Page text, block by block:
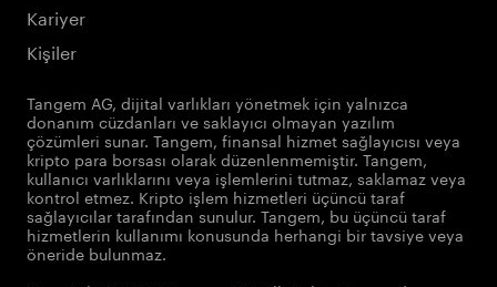
Kariyer
Kişiler
Tangem AG, dijital varlıkları yönetmek için yalnızca
donanım cüzdanları ve saklayıcı olmayan yazılım
çözümleri sunar. Tangem, finansal hizmet sağlayıcısı veya
kripto para borsası olarak düzenlenmemiştir. Tangem,
kullanıcı varlıklarını veya işlemlerini tutmaz, saklamaz veya
kontrol etmez. Kripto işlem hizmetleri üçüncü taraf
sağlayıcılar tarafından sunulur. Tangem, bu üçüncü taraf
hizmetlerin kullanımı konusunda herhangi bir tavsiye veya
öneride bulunmaz.